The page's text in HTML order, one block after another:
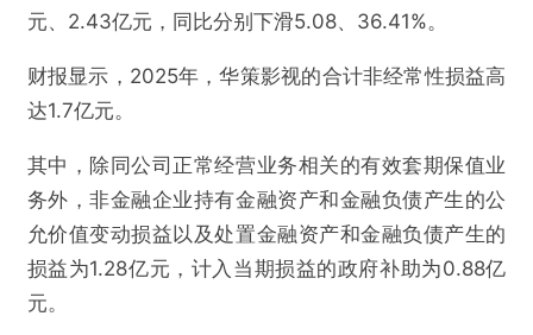
元、2.43亿元，同比分别下滑5.08、36.41%。
财报显示，2025年，华策影视的合计非经常性损益高
达1.7亿元。
其中，除同公司正常经营业务相关的有效套期保值业
务外，非金融企业持有金融资产和金融负债产生的公
允价值变动损益以及处置金融资产和金融负债产生的
损益为1.28亿元，计入当期损益的政府补助为0.88亿
元。